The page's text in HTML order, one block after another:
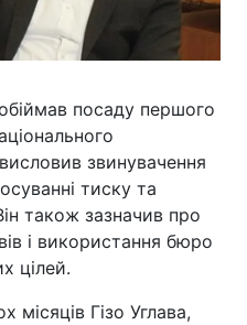
посаду першого
звинувачення
тиску та
також зазначив про
і використання бюро
цілей.
місяців Гізо Углава,